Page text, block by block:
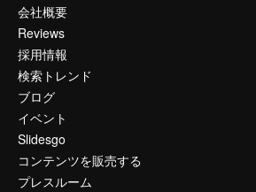
会社概要
Reviews
採用情報
検索トレンド
ブログ
イベント
Slidesgo
コンテンツを販売する
プレスルーム